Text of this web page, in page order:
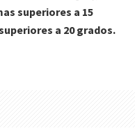
superiores a 15
a 20 grados.